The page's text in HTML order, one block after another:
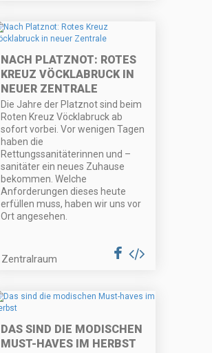
NACH PLATZNOT: ROTES
KREUZ VÖCKLABRUCK IN
NEUER ZENTRALE
Die Jahre der Platznot sind beim
Roten Kreuz Vöcklabruck ab
sofort vorbei. Vor wenigen Tagen
haben die
Rettungssanitäterinnen und –
sanitäter ein neues Zuhause
bekommen. Welche
Anforderungen dieses heute
erfüllen muss, haben wir uns vor
Ort angesehen.
Zentralraum
DAS SIND DIE MODISCHEN
MUST-HAVES IM HERBST